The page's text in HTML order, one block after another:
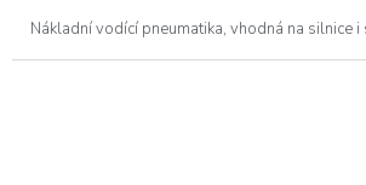
Nákladní vodící pneumatika, vhodná na silnice i